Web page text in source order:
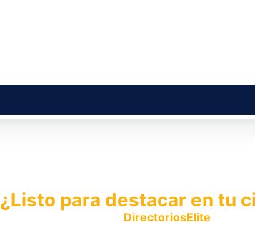
¿Listo para destacar en tu
DirectoriosElite